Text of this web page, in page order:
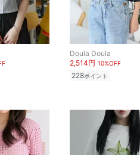
Doula Doula
2,514円 10%OFF
228ポイント